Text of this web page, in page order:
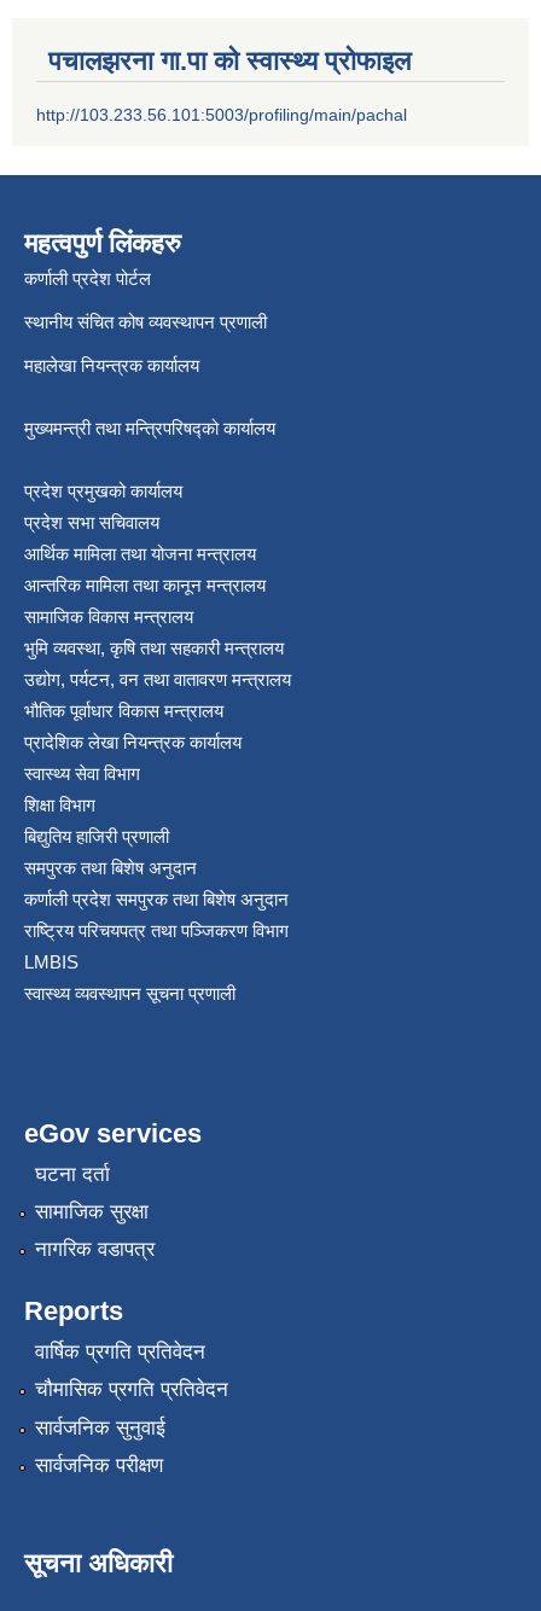
पचालझरना गा.पा को स्वास्थ्य प्रोफाइल
http://103.233.56.101:5003/profiling/main/pachal
महत्वपुर्ण लिंकहरु
कर्णाली प्रदेश पोर्टल
स्थानीय संचित कोष व्यवस्थापन प्रणाली
महालेखा नियन्त्रक कार्यालय
मुख्यमन्त्री तथा मन्त्रिपरिषद्को कार्यालय
प्रदेश प्रमुखको कार्यालय
प्रदेश सभा सचिवालय
आर्थिक मामिला तथा योजना मन्त्रालय
आन्तरिक मामिला तथा कानून मन्त्रालय
सामाजिक विकास मन्त्रालय
भुमि व्यवस्था, कृषि तथा सहकारी मन्त्रालय
उद्योग, पर्यटन, वन तथा वातावरण मन्त्रालय
भौतिक पूर्वाधार विकास मन्त्रालय
प्रादेशिक लेखा नियन्त्रक कार्यालय
स्वास्थ्य सेवा विभाग
शिक्षा विभाग
बिद्युतिय हाजिरी प्रणाली
समपुरक तथा बिशेष अनुदान
कर्णाली प्रदेश समपुरक तथा बिशेष अनुदान
राष्ट्रिय परिचयपत्र तथा पञ्जिकरण विभाग
LMBIS
स्वास्थ्य व्यवस्थापन सूचना प्रणाली
eGov services
घटना दर्ता
सामाजिक सुरक्षा
नागरिक वडापत्र
Reports
वार्षिक प्रगति प्रतिवेदन
चौमासिक प्रगति प्रतिवेदन
सार्वजनिक सुनुवाई
सार्वजनिक परीक्षण
सूचना अधिकारी